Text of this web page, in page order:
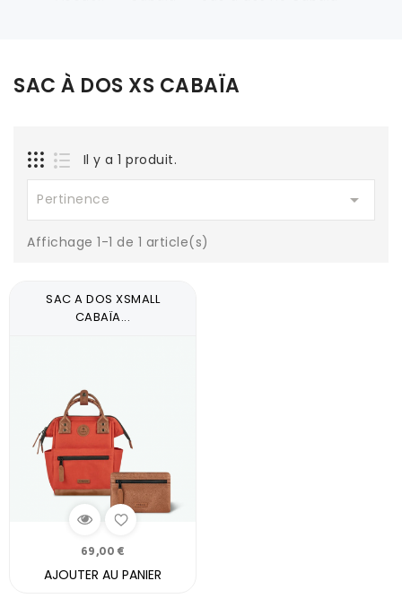
SAC À DOS XS CABAÏA
Il y a 1 produit.
Pertinence 
Affichage 1-1 de 1 article(s)
SAC A DOS XSMALL
CABAÏA...
69,00 €
AJOUTER AU PANIER